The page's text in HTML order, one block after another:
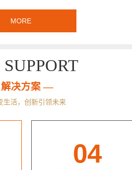
MORE
决方案 —
生活，创新引领未来
04